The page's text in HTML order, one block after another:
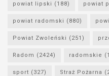
powiat lipski (188) powiat
powiat radomski (880)
Powiat Zwoleński (251)
Radom (2424) radomskie
sport (327) Straż Pożarna